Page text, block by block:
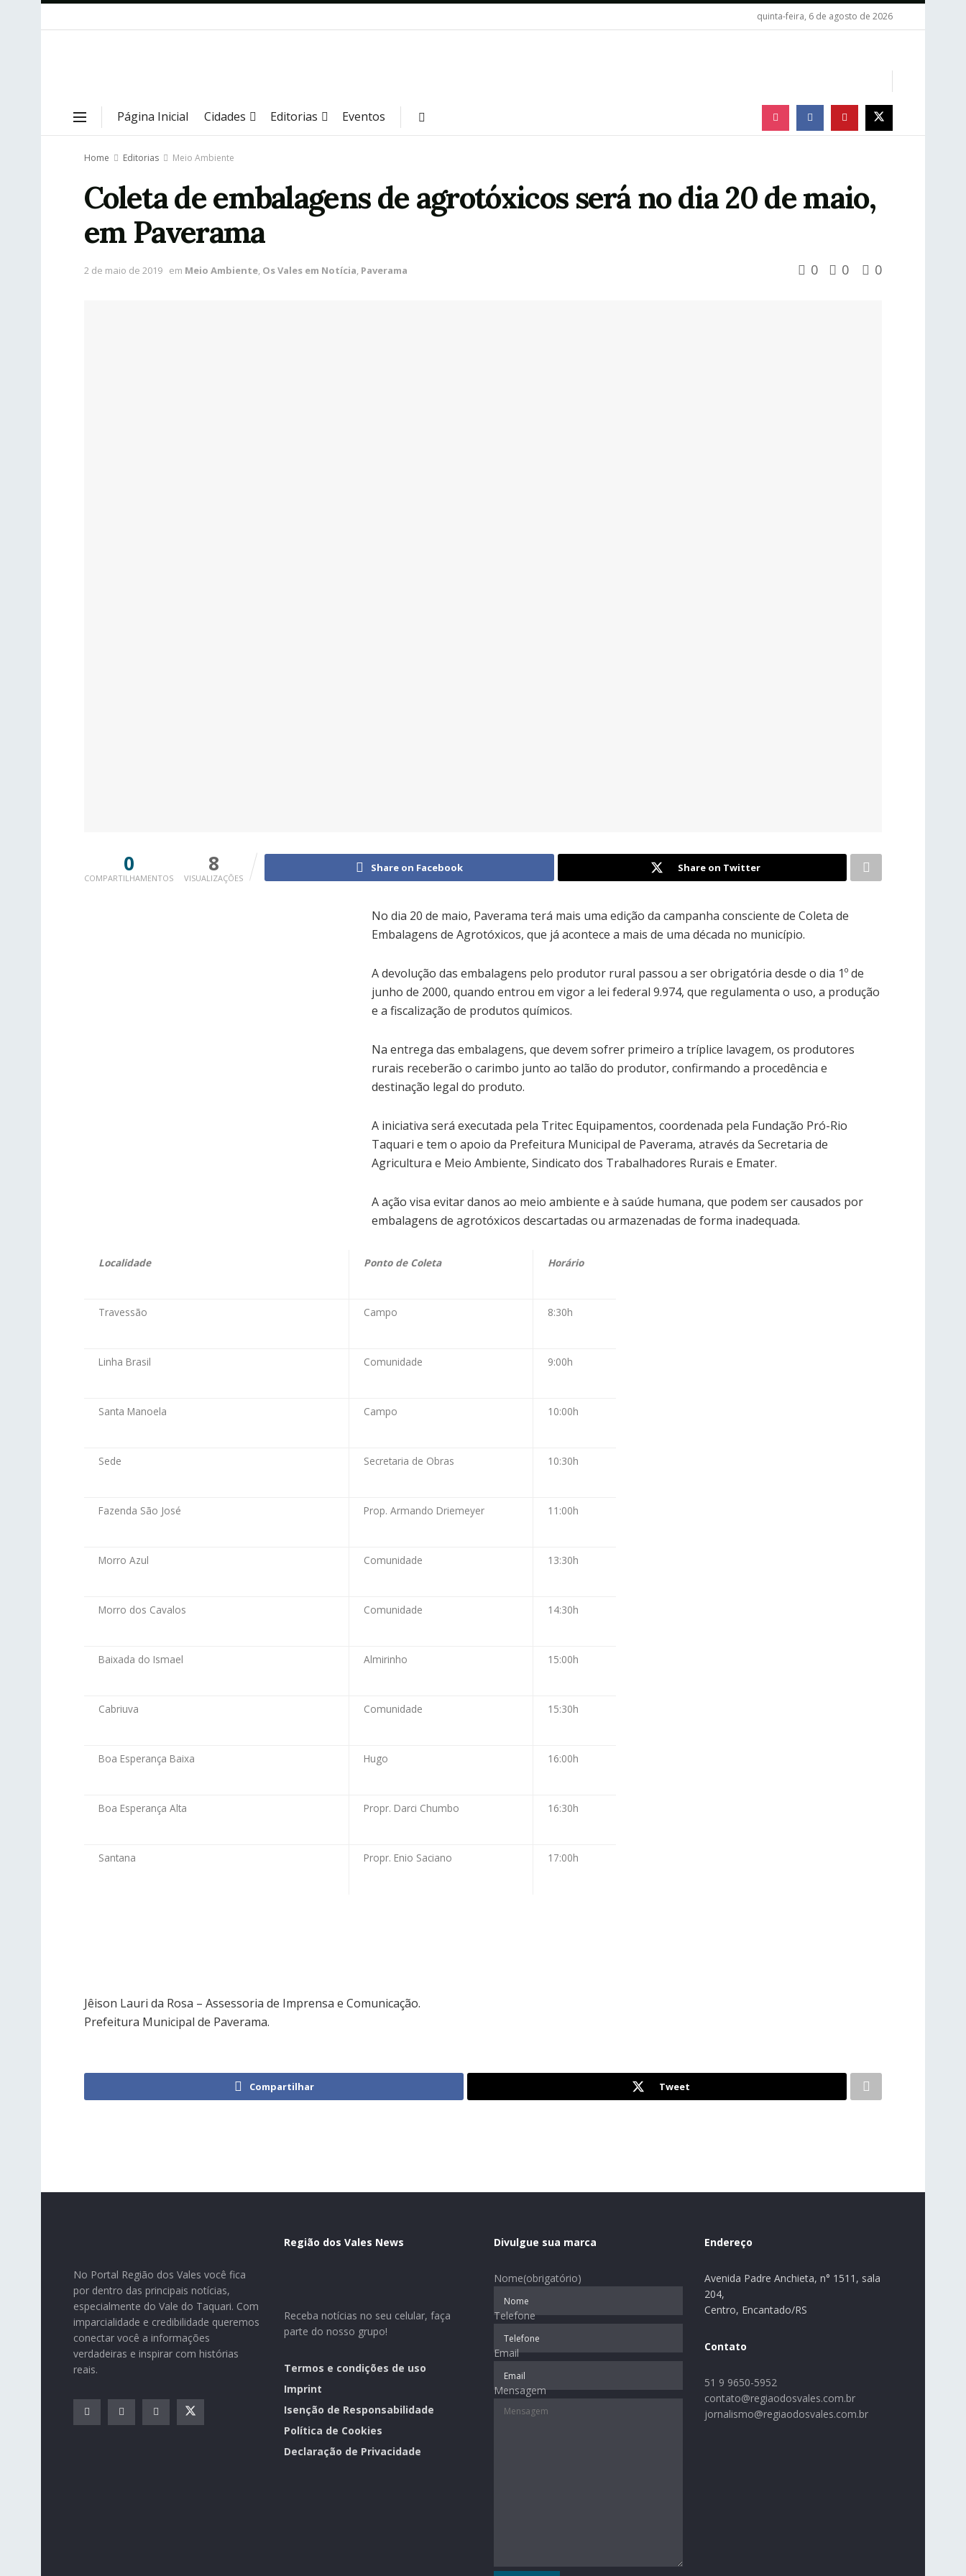
quinta-feira, 6 de agosto de 2026
Página Inicial Cidades Editorias Eventos
Home Editorias Meio Ambiente
Coleta de embalagens de agrotóxicos será no dia 20 de maio,
em Paverama
2 de maio de 2019 em Meio Ambiente, Os Vales em Notícia, Paverama 0 0 0
0
COMPARTILHAMENTOS
8
VISUALIZAÇÕES
Share on Facebook Share on Twitter
No dia 20 de maio, Paverama terá mais uma edição da campanha consciente de Coleta de
Embalagens de Agrotóxicos, que já acontece a mais de uma década no município.
A devolução das embalagens pelo produtor rural passou a ser obrigatória desde o dia 1º de
junho de 2000, quando entrou em vigor a lei federal 9.974, que regulamenta o uso, a produção
e a fiscalização de produtos químicos.
Na entrega das embalagens, que devem sofrer primeiro a tríplice lavagem, os produtores
rurais receberão o carimbo junto ao talão do produtor, confirmando a procedência e
destinação legal do produto.
A iniciativa será executada pela Tritec Equipamentos, coordenada pela Fundação Pró-Rio
Taquari e tem o apoio da Prefeitura Municipal de Paverama, através da Secretaria de
Agricultura e Meio Ambiente, Sindicato dos Trabalhadores Rurais e Emater.
A ação visa evitar danos ao meio ambiente e à saúde humana, que podem ser causados por
embalagens de agrotóxicos descartadas ou armazenadas de forma inadequada.
Localidade Ponto de Coleta Horário
Travessão Campo 8:30h
Linha Brasil Comunidade 9:00h
Santa Manoela Campo 10:00h
Sede Secretaria de Obras 10:30h
Fazenda São José Prop. Armando Driemeyer 11:00h
Morro Azul Comunidade 13:30h
Morro dos Cavalos Comunidade 14:30h
Baixada do Ismael Almirinho 15:00h
Cabriuva Comunidade 15:30h
Boa Esperança Baixa Hugo 16:00h
Boa Esperança Alta Propr. Darci Chumbo 16:30h
Santana Propr. Enio Saciano 17:00h
Jêison Lauri da Rosa – Assessoria de Imprensa e Comunicação.
Prefeitura Municipal de Paverama.
Compartilhar Tweet
No Portal Região dos Vales você fica
por dentro das principais notícias,
especialmente do Vale do Taquari. Com
imparcialidade e credibilidade queremos
conectar você a informações
verdadeiras e inspirar com histórias
reais.
Região dos Vales News
Receba notícias no seu celular, faça
parte do nosso grupo!
Termos e condições de uso
Imprint
Isenção de Responsabilidade
Política de Cookies
Declaração de Privacidade
Divulgue sua marca
Nome(obrigatório)
Telefone
Email
Mensagem
Endereço
Avenida Padre Anchieta, n° 1511, sala
204,
Centro, Encantado/RS
Contato
51 9 9650-5952
contato@regiaodosvales.com.br
jornalismo@regiaodosvales.com.br